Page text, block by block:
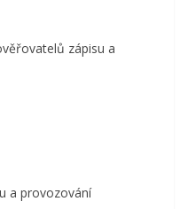
zápisu a
a provozování